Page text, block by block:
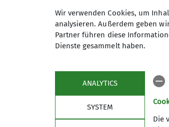
Pfarrer-Kraus-
Wir verwenden Cookies, um
analysieren. Außerdem geben
Partner führen diese
Dienste gesammelt haben.
ANALYTICS
SYSTEM
Die